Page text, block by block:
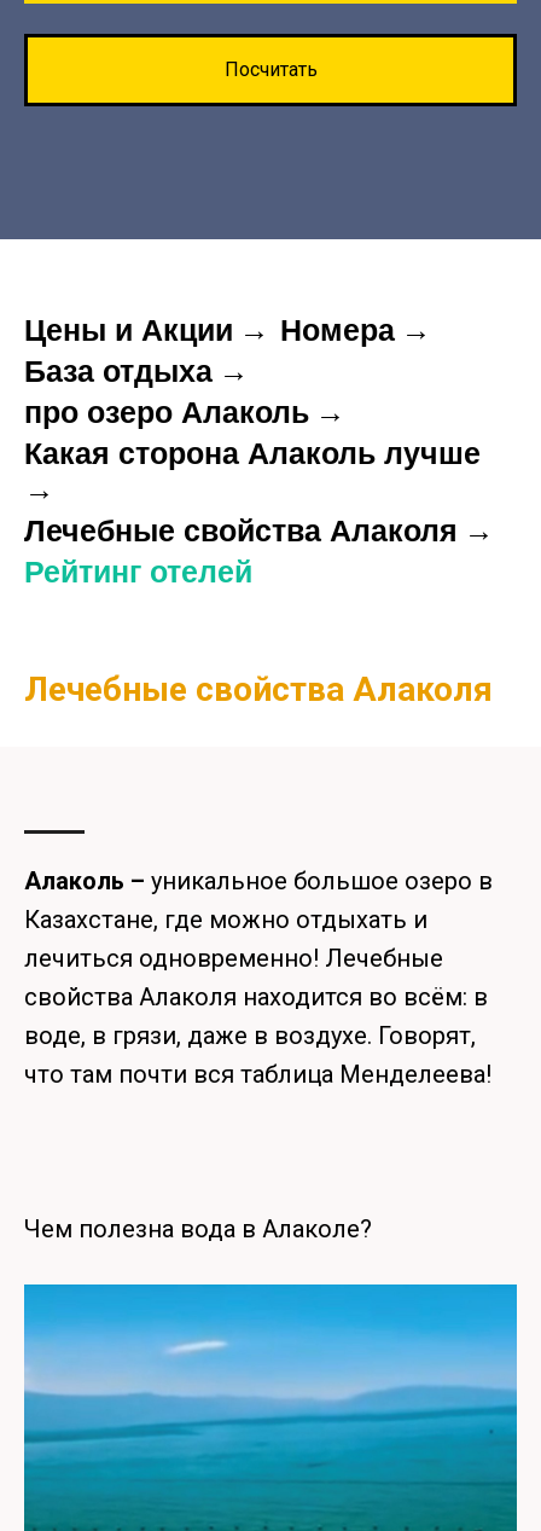
Посчитать
Цены и Акции → Номера →
База отдыха →
про озеро Алаколь →
Какая сторона Алаколь лучше
→
Лечебные свойства Алаколя →
Рейтинг отелей
Лечебные свойства Алаколя
Алаколь – уникальное большое озеро в
Казахстане, где можно отдыхать и
лечиться одновременно! Лечебные
свойства Алаколя находится во всём: в
воде, в грязи, даже в воздухе. Говорят,
что там почти вся таблица Менделеева!
Чем полезна вода в Алаколе?